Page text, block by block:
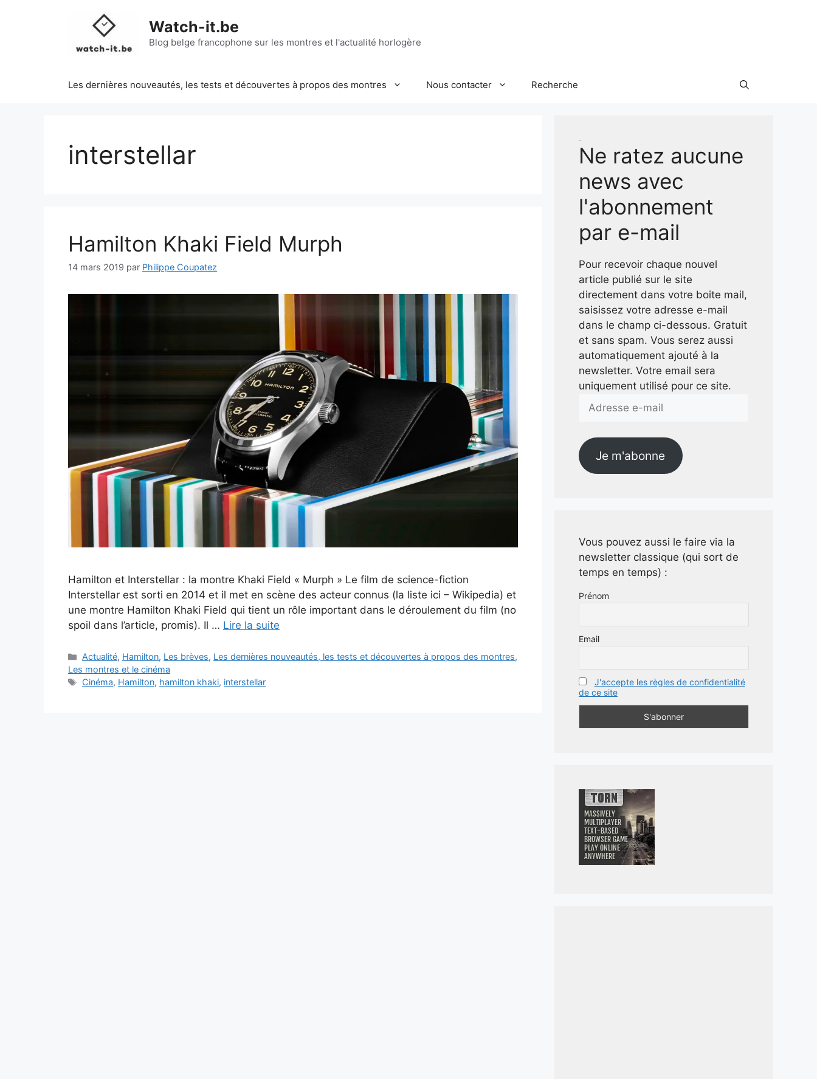
Watch-it.be
Blog belge francophone sur les montres et l'actualité horlogère
Les dernières nouveautés, les tests et découvertes à propos des montres Nous contacter Recherche
interstellar
Hamilton Khaki Field Murph
14 mars 2019 par Philippe Coupatez
Hamilton et Interstellar : la montre Khaki Field « Murph » Le film de science-fiction
Interstellar est sorti en 2014 et il met en scène des acteur connus (la liste ici – Wikipedia) et
une montre Hamilton Khaki Field qui tient un rôle important dans le déroulement du film (no
spoil dans l’article, promis). Il … Lire la suite
Catégories
Actualité, Hamilton, Les brèves, Les dernières nouveautés, les tests et découvertes à propos des montres,
Les montres et le cinéma
Étiquettes
Cinéma, Hamilton, hamilton khaki, interstellar
Ne ratez aucune
news avec
l'abonnement
par e-mail
Pour recevoir chaque nouvel
article publié sur le site
directement dans votre boite mail,
saisissez votre adresse e-mail
dans le champ ci-dessous. Gratuit
et sans spam. Vous serez aussi
automatiquement ajouté à la
newsletter. Votre email sera
uniquement utilisé pour ce site.
e-
Je m'abonne
Vous pouvez aussi le faire via la
newsletter classique (qui sort de
temps en temps) :
Prénom
Email
J'accepte les règles de confidentialité
de ce site